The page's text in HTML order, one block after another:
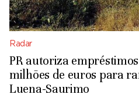
Radar
PR autoriza
milhões de euros para
Luena-Saurimo